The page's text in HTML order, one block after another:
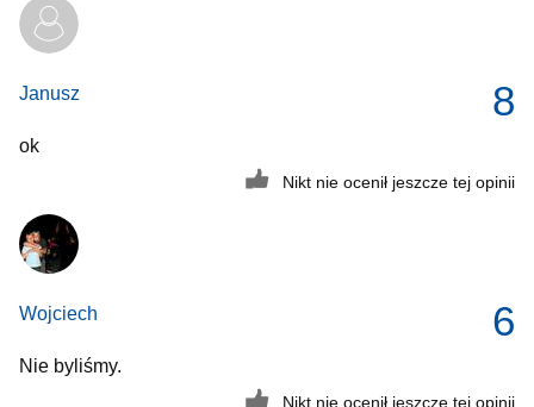
8
Janusz
ok
Nikt nie ocenił jeszcze tej opinii
6
Wojciech
Nie byliśmy.
Nikt nie ocenił jeszcze tej opinii